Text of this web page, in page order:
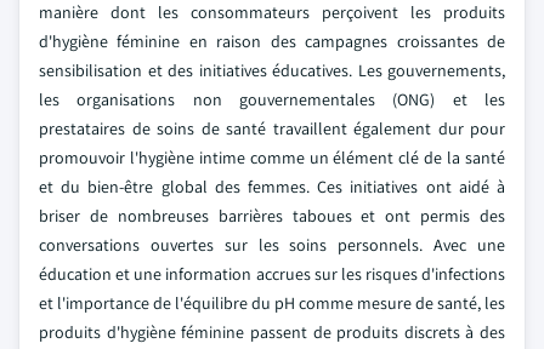
manière dont les consommateurs perçoivent les produits
d'hygiène féminine en raison des campagnes croissantes de
sensibilisation et des initiatives éducatives. Les gouvernements,
les organisations non gouvernementales (ONG) et les
prestataires de soins de santé travaillent également dur pour
promouvoir l'hygiène intime comme un élément clé de la santé
et du bien-être global des femmes. Ces initiatives ont aidé à
briser de nombreuses barrières taboues et ont permis des
conversations ouvertes sur les soins personnels. Avec une
éducation et une information accrues sur les risques d'infections
et l'importance de l'équilibre du pH comme mesure de santé, les
produits d'hygiène féminine passent de produits discrets à des